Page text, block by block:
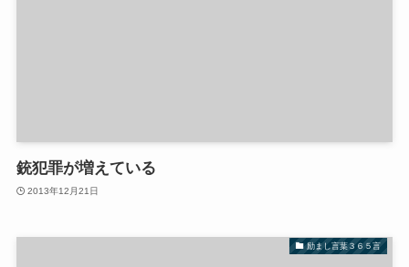
銃犯罪が増えている
2013年12月21日
励まし言葉３６５言